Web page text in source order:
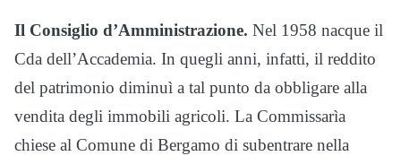
Il Consiglio d’Amministrazione. Nel 1958 nacque il
Cda dell’Accademia. In quegli anni, infatti, il reddito
del patrimonio diminuì a tal punto da obbligare alla
vendita degli immobili agricoli. La Commissarìa
chiese al Comune di Bergamo di subentrare nella